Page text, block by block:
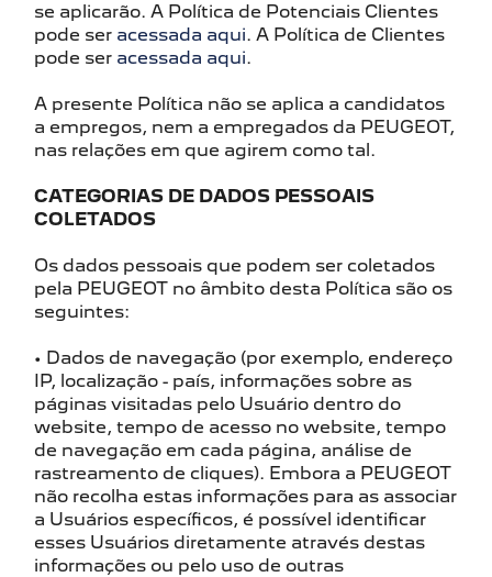
se aplicarão. A Política de Potenciais Clientes
pode ser acessada aqui. A Política de Clientes
pode ser acessada aqui.
A presente Política não se aplica a candidatos
a empregos, nem a empregados da PEUGEOT,
nas relações em que agirem como tal.
CATEGORIAS DE DADOS PESSOAIS
COLETADOS
Os dados pessoais que podem ser coletados
pela PEUGEOT no âmbito desta Política são os
seguintes:
• Dados de navegação (por exemplo, endereço
IP, localização - país, informações sobre as
páginas visitadas pelo Usuário dentro do
website, tempo de acesso no website, tempo
de navegação em cada página, análise de
rastreamento de cliques). Embora a PEUGEOT
não recolha estas informações para as associar
a Usuários específicos, é possível identificar
esses Usuários diretamente através destas
informações ou pelo uso de outras